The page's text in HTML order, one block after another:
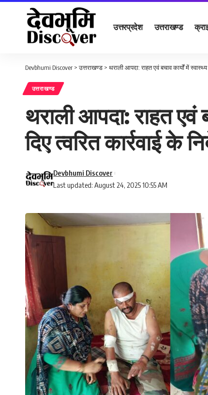
उत्तरप्रदेश उत्तराखण्ड
Devbhumi Discover >उत्तराखण्ड > थराली आपदा: राहत एवं बचाव कार्यों में
उत्तराखण्ड
थराली आपदा: राहत एवं
दिए त्वरित कार्रवाई के
Last updated: August 24, 2025 10:55 AM
Devbhumi Discover